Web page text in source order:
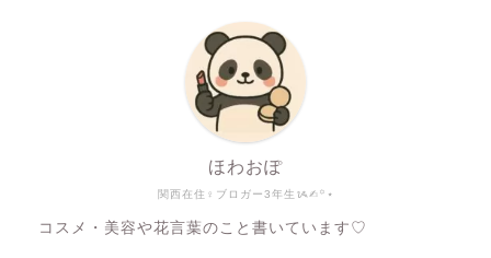
関西在住♀ブロガー3年生ᝰ✍︎꙳⋆
ほわおぽ
コスメ・美容や花言葉のこと書いています♡